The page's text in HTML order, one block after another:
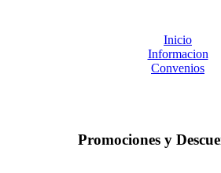
Inicio
Informacion
Convenios
Promociones y